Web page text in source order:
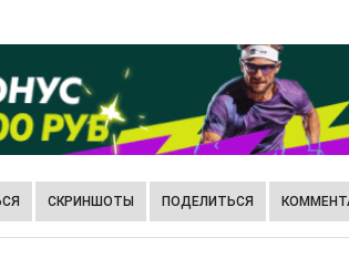
СКРИНШОТЫ ПОДЕЛИТЬСЯ